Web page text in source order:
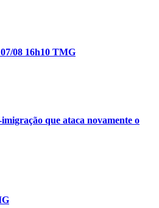
08 16h10 TMG
que ataca novamente o